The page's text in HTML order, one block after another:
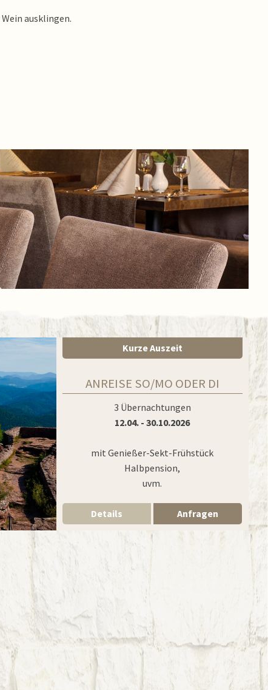
ausklingen.
Kurze Auszeit
ANREISE SO/MO ODER DI
3 Übernachtungen
12.04. - 30.10.2026
mit Genießer-Sekt-Frühstück
Halbpension,
uvm.
Details Anfragen